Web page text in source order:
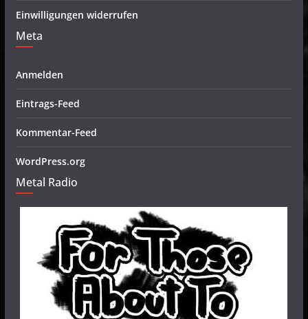
Einwilligungen widerrufen
Meta
Anmelden
Eintrags-Feed
Kommentar-Feed
WordPress.org
Metal Radio